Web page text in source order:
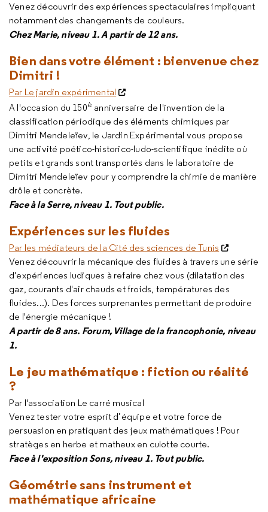
Venez découvrir des expériences spectaculaires impliquant
notamment des changements de couleurs.
Chez Marie, niveau 1.A partir de 12 ans.
Bien dans votre élément : bienvenue chez
Dimitri !
Par Le jardin expérimental
A l'occasion du 150è anniversaire de l'invention de la
classification périodique des éléments chimiques par
Dimitri Mendeleïev, le Jardin Expérimental vous propose
une activité poético-historico-ludo-scientifique inédite où
petits et grands sont transportés dans le laboratoire de
Dimitri Mendeleïev pour y comprendre la chimie de manière
drôle et concrète.
Face à la Serre, niveau 1. Tout public.
Expériences sur les fluides
Par les médiateurs de la Cité des sciences de Tunis
Venez découvrir la mécanique des fluides à travers une série
d'expériences ludiques à refaire chez vous (dilatation des
gaz, courants d'air chauds et froids, températures des
fluides...). Des forces surprenantes permettant de produire
de l'énergie mécanique !
A partir de 8 ans. Forum, Village de la francophonie, niveau
1.
Le jeu mathématique : fiction ou réalité
?
Par l'association Le carré musical
Venez tester votre esprit d’équipe et votre force de
persuasion en pratiquant des jeux mathématiques ! Pour
stratèges en herbe et matheux en culotte courte.
Face à l'exposition Sons, niveau 1. Tout public.
Géométrie sans instrument et
mathématique africaine